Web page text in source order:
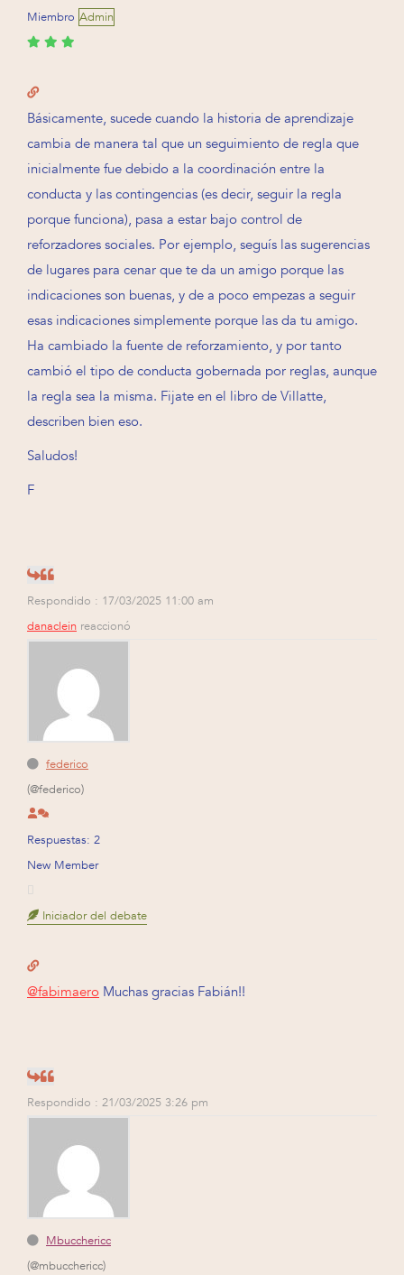
Miembro Admin
Básicamente, sucede cuando la historia de aprendizaje
cambia de manera tal que un seguimiento de regla que
inicialmente fue debido a la coordinación entre la
conducta y las contingencias (es decir, seguir la regla
porque funciona), pasa a estar bajo control de
reforzadores sociales. Por ejemplo, seguís las sugerencias
de lugares para cenar que te da un amigo porque las
indicaciones son buenas, y de a poco empezas a seguir
esas indicaciones simplemente porque las da tu amigo.
Ha cambiado la fuente de reforzamiento, y por tanto
cambió el tipo de conducta gobernada por reglas, aunque
la regla sea la misma. Fijate en el libro de Villatte,
describen bien eso.
Saludos!
F
Respondido : 17/03/2025 11:00 am
danaclein reaccionó
federico
(@federico)
Respuestas: 2
New Member
Iniciador del debate
@fabimaero Muchas gracias Fabián!!
Respondido : 21/03/2025 3:26 pm
Mbucchericc
(@mbucchericc)